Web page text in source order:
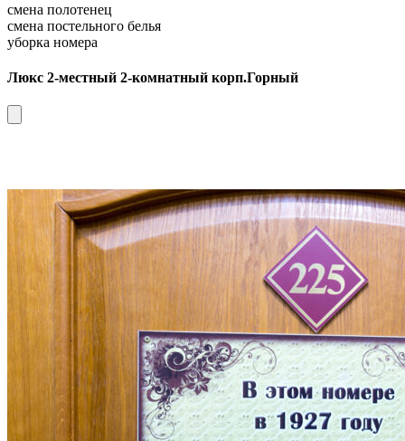
смена полотенец
смена постельного белья
уборка номера
Люкс 2-местный 2-комнатный корп.Горный